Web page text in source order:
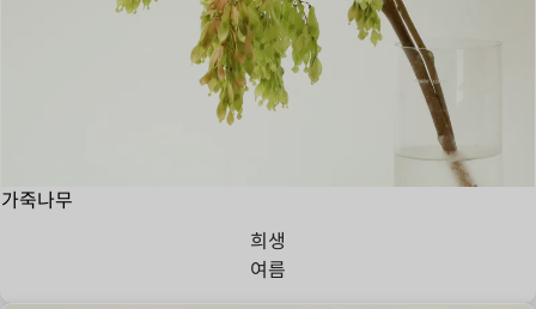
가죽나무
희생
여름